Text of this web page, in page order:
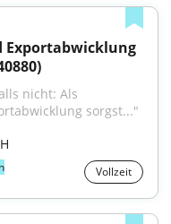
Exportabwicklung
nicht: Als
sorgst..."
Vollzeit